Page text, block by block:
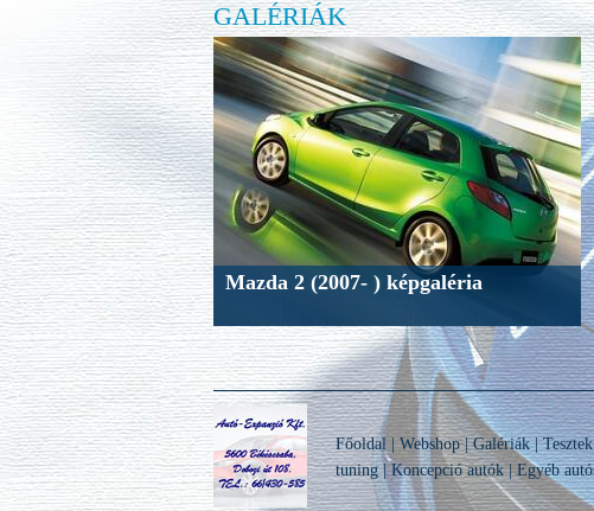
GALÉRIÁK
Mazda 2 (2007- ) képgaléria
Főoldal|Webshop|Galériák|Tesztek
tuning|Koncepció autók|Egyéb